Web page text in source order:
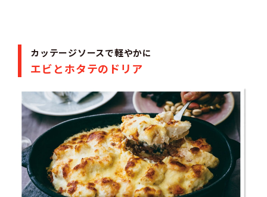
カッテージソースで軽やかに
エビとホタテのドリア